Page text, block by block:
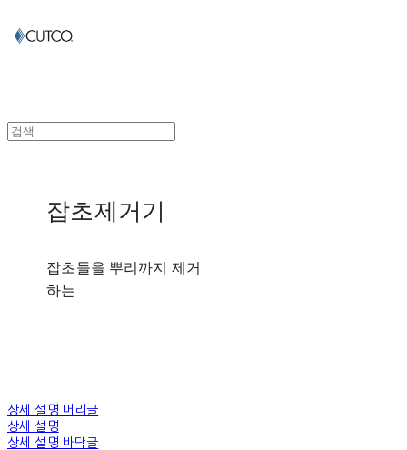
잡초제거기
잡초들을 뿌리까지 제거
하는
상세 설명 머리글
상세 설명
상세 설명 바닥글